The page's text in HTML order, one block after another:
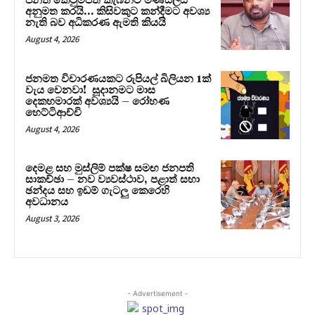
අනුමත කරයි… කිසිවකුට කන්දීමට අවශ්‍ය
නැති බව අධිකරණ ඇමති කියයි
August 4, 2026
ජනමත විචාරණයකට රුපියල් බිලියන 1ක්
වැය වෙනවා! සූදානමට මාස
දෙකහමාරක් අවශ්‍යයි – රෝහණ
හෙට්ටිආච්චි
August 4, 2026
දෙමළ සහ මුස්ලිම් පක්ෂ සමඟ ජනපති
සාකච්ඡා – නව ව්‍යවස්ථාව, පළාත් සභා
ඡන්දය සහ ඉඩම් ගැටලු කෙරෙහි
අවධානය
August 3, 2026
- Advertisement -